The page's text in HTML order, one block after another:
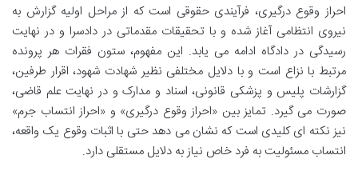
احراز وقوع درگیری، فرآیندی حقوقی است که از مراحل اولیه گزارش به
نیروی انتظامی آغاز شده و با تحقیقات مقدماتی در دادسرا و در نهایت
رسیدگی در دادگاه ادامه می یابد. این مفهوم، ستون فقرات هر پرونده
مرتبط با نزاع است و با دلایل مختلفی نظیر شهادت شهود، اقرار طرفین،
گزارشات پلیس و پزشکی قانونی، اسناد و مدارک و در نهایت علم قاضی،
صورت می گیرد. تمایز بین «احراز وقوع درگیری» و «احراز انتساب جرم»
نیز نکته ای کلیدی است که نشان می دهد حتی با اثبات وقوع یک واقعه،
انتساب مسئولیت به فرد خاص نیاز به دلایل مستقلی دارد.